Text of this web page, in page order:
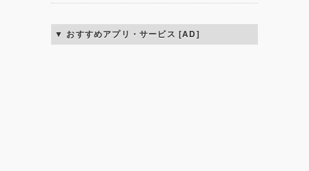
おすすめアプリ・サービス [AD]